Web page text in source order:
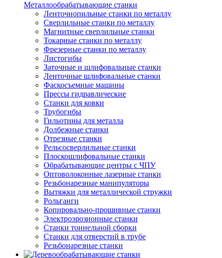
Металлообрабатывающие станки
Ленточнопильные станки по металлу
Сверлильные станки по металлу
Магнитные сверлильные станки
Токарные станки по металлу
Фрезерные станки по металлу
Листогибы
Заточные и шлифовальные станки
Ленточные шлифовальные станки
Фаскосъемные машины
Прессы гидравлические
Станки для ковки
Трубогибы
Гильотины для металла
Долбежные станки
Отрезные станки
Рельсосверлильные станки
Плоскошлифовальные станки
Обрабатывающие центры с ЧПУ
Оптоволоконные лазерные станки
Резьбонарезные манипуляторы
Вытяжки для металлической стружки
Рольганги
Копировально-прошивные станки
Электроэрозионные станки
Станки тоннельной сборки
Станки для отверстий в трубе
Резьбонарезные станки